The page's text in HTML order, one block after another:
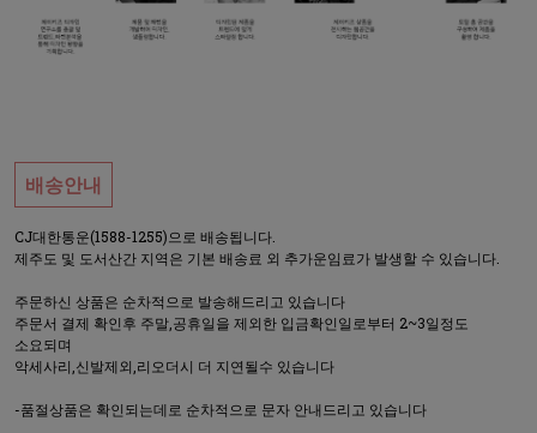
배송안내
CJ대한통운(1588-1255)으로 배송됩니다.
제주도 및 도서산간 지역은 기본 배송료 외 추가운임료가 발생할 수 있습니다.
주문하신 상품은 순차적으로 발송해드리고 있습니다
주문서 결제 확인후 주말,공휴일을 제외한 입금확인일로부터 2~3일정도
소요되며
악세사리,신발제외,리오더시 더 지연될수 있습니다
-품절상품은 확인되는데로 순차적으로 문자 안내드리고 있습니다